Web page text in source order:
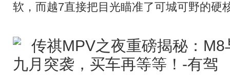
软，而越7直接把目光瞄准了可城可野的硬